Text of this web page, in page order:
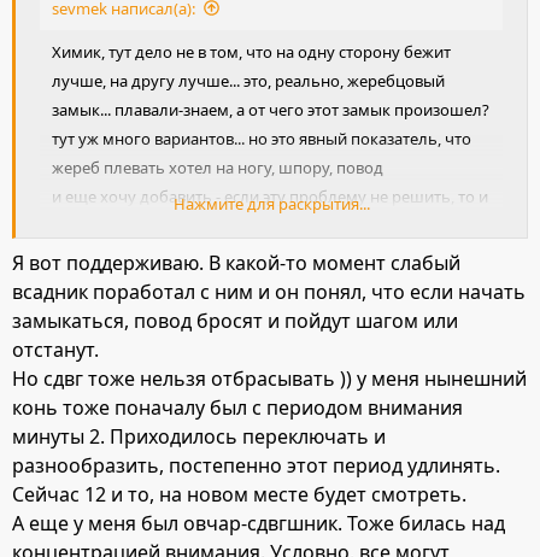
sevmek написал(а):
Химик, тут дело не в том, что на одну сторону бежит
лучше, на другу лучше... это, реально, жеребцовый
замык... плавали-знаем, а от чего этот замык произошел?
тут уж много вариантов... но это явный показатель, что
жереб плевать хотел на ногу, шпору, повод
и еще хочу добавить - если эту проблему не решить, то и
сформулировать свои мысли правильно. чтобы вы
поняли меня, это отвлечение идет от предыдущей не
корректной работы. но это мой опыт, мое мнение
Нажмите для раскрытия...
Я вот поддерживаю. В какой-то момент слабый
всадник поработал с ним и он понял, что если начать
замыкаться, повод бросят и пойдут шагом или
отстанут.
Но сдвг тоже нельзя отбрасывать )) у меня нынешний
конь тоже поначалу был с периодом внимания
минуты 2. Приходилось переключать и
разнообразить, постепенно этот период удлинять.
Сейчас 12 и то, на новом месте будет смотреть.
А еще у меня был овчар-сдвгшник. Тоже билась над